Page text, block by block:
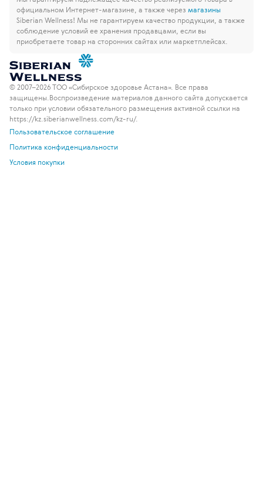
официальном Интернет-магазине, а также через магазины
Siberian Wellness! Мы не гарантируем качество продукции, а также
соблюдение условий ее хранения продавцами, если вы
приобретаете товар на сторонних сайтах или маркетплейсах.
© 2007–2026 ТОО «Сибирское здоровье Астана». Все права
защищены. Воспроизведение материалов данного сайта допускается
только при условии обязательного размещения активной ссылки на
https://kz.siberianwellness.com/kz-ru/.
Пользовательское соглашение
Политика конфиденциальности
Условия покупки